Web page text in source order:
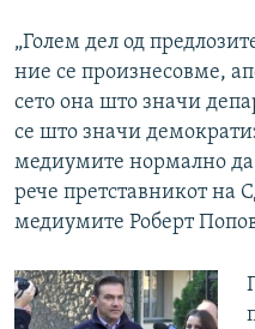
„Голем дел од
ние се произнесовме,
сето она што значи
се што значи
медиумите нормално да
рече претставникот на
медиумите Роберт